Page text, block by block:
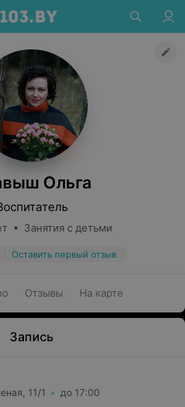
Ольга
• Занятия с детьми
Оставить первый отзыв
Отзывы На карте
Запись
11/1 до 17:00